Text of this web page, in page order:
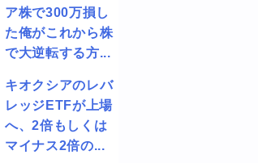
ア株で300万損し
た俺がこれから株
で大逆転する方...
キオクシアのレバ
レッジETFが上場
へ、2倍もしくは
マイナス2倍の...